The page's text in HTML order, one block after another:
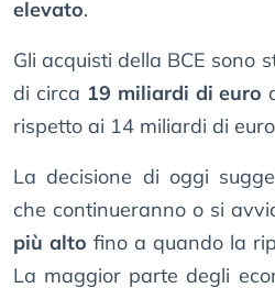
elevato.
Gli acquisti della BCE sono
di circa 19 miliardi di euro
rispetto ai 14 miliardi di
La decisione di oggi
che continueranno o si
più alto fino a quando la
La maggior parte degli